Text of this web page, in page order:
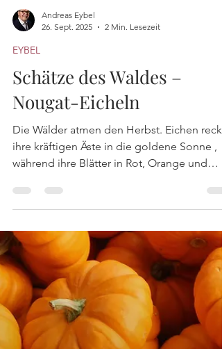
Andreas Eybel
26. Sept. 2025
2 Min. Lesezeit
EYBEL
Schätze des Waldes –
Nougat-Eicheln
Die Wälder atmen den Herbst. Eichen
ihre kräftigen Äste in die goldene Sonne ,
während ihre Blätter in Rot, Orange und
Braun...